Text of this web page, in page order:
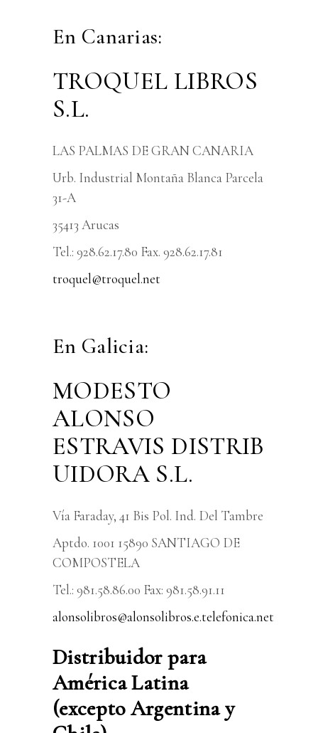
En Canarias:
TROQUEL LIBROS
S.L.
LAS PALMAS DE GRAN CANARIA
Urb. Industrial Montaña Blanca Parcela
31-A
35413 Arucas
Tel.: 928.62.17.80 Fax. 928.62.17.81
troquel@troquel.net
En Galicia:
MODESTO
ALONSO
ESTRAVIS DISTRIB
UIDORA S.L.
Vía Faraday, 41 Bis Pol. Ind. Del Tambre
Aptdo. 1001 15890 SANTIAGO DE
COMPOSTELA
Tel.: 981.58.86.00 Fax: 981.58.91.11
alonsolibros@alonsolibros.e.telefonica.net
Distribuidor para
América Latina
(excepto Argentina y